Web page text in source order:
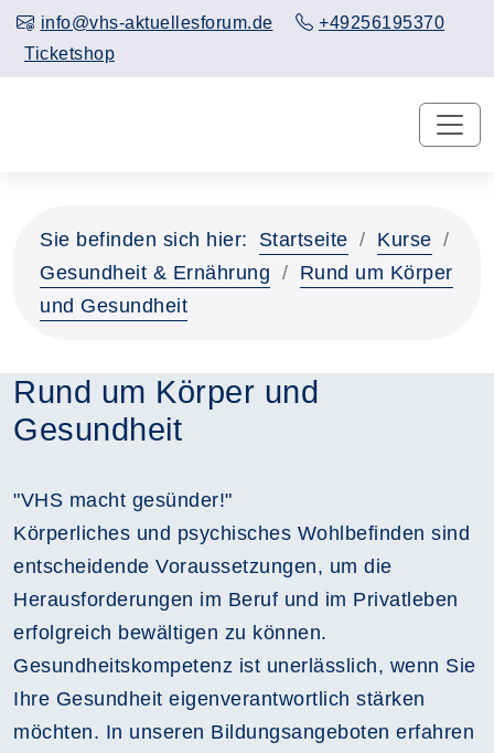
info@vhs-aktuellesforum.de
+49256195370
Ticketshop
Sie befinden sich hier: Startseite
Kurse
Gesundheit & Ernährung
Rund um Körper
und Gesundheit
Rund um Körper und
Gesundheit
"VHS macht gesünder!"
Körperliches und psychisches Wohlbefinden sind
entscheidende Voraussetzungen, um die
Herausforderungen im Beruf und im Privatleben
erfolgreich bewältigen zu können.
Gesundheitskompetenz ist unerlässlich, wenn Sie
Ihre Gesundheit eigenverantwortlich stärken
möchten. In unseren Bildungsangeboten erfahren